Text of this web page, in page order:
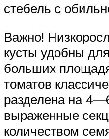
стебель с
Важно!
кусты удобны
больших
томатов
разделена на
выраженные
количеством